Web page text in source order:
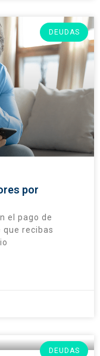
DEUDAS
por
el pago de
que recibas
DEUDAS